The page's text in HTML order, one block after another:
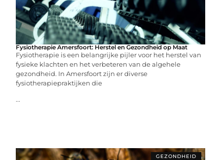
Fysiotherapie Amersfoort: Herstel en Gezondheid op Maat
Fysiotherapie is een belangrijke pijler voor het herstel van
fysieke klachten en het verbeteren van de algehele
gezondheid. In Amersfoort zijn er diverse
fysiotherapiepraktijken die
...
GEZONDHEID